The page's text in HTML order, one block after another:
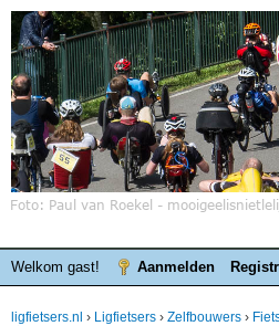
Welkom gast! Aanmelden
ligfietsers.nl › Ligfietsers › Zelfbouwers ›